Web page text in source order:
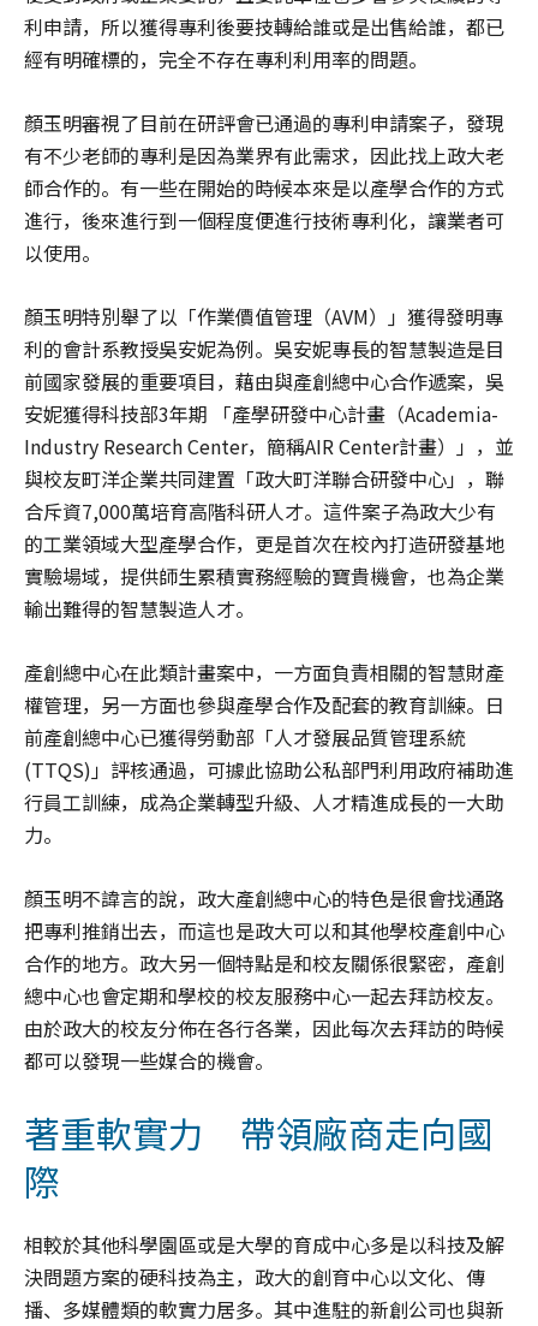
利申請，所以獲得專利後要技轉給誰或是出售給誰，都已
經有明確標的，完全不存在專利利用率的問題。
顏玉明審視了目前在研評會已通過的專利申請案子，發現
有不少老師的專利是因為業界有此需求，因此找上政大老
師合作的。有一些在開始的時候本來是以產學合作的方式
進行，後來進行到一個程度便進行技術專利化，讓業者可
以使用。
顏玉明特別舉了以「作業價值管理（AVM）」獲得發明專
利的會計系教授吳安妮為例。吳安妮專長的智慧製造是目
前國家發展的重要項目，藉由與產創總中心合作遞案，吳
安妮獲得科技部3年期 「產學研發中心計畫（Academia-
Industry Research Center，簡稱AIR Center計畫）」，並
與校友町洋企業共同建置「政大町洋聯合研發中心」，聯
合斥資7,000萬培育高階科研人才。這件案子為政大少有
的工業領域大型產學合作，更是首次在校內打造研發基地
實驗場域，提供師生累積實務經驗的寶貴機會，也為企業
輸出難得的智慧製造人才。
產創總中心在此類計畫案中，一方面負責相關的智慧財產
權管理，另一方面也參與產學合作及配套的教育訓練。日
前產創總中心已獲得勞動部「人才發展品質管理系統
(TTQS)」評核通過，可據此協助公私部門利用政府補助進
行員工訓練，成為企業轉型升級、人才精進成長的一大助
力。
顏玉明不諱言的說，政大產創總中心的特色是很會找通路
把專利推銷出去，而這也是政大可以和其他學校產創中心
合作的地方。政大另一個特點是和校友關係很緊密，產創
總中心也會定期和學校的校友服務中心一起去拜訪校友。
由於政大的校友分佈在各行各業，因此每次去拜訪的時候
都可以發現一些媒合的機會。
著重軟實力 帶領廠商走向國
際
相較於其他科學園區或是大學的育成中心多是以科技及解
決問題方案的硬科技為主，政大的創育中心以文化、傳
播、多媒體類的軟實力居多。其中進駐的新創公司也與新